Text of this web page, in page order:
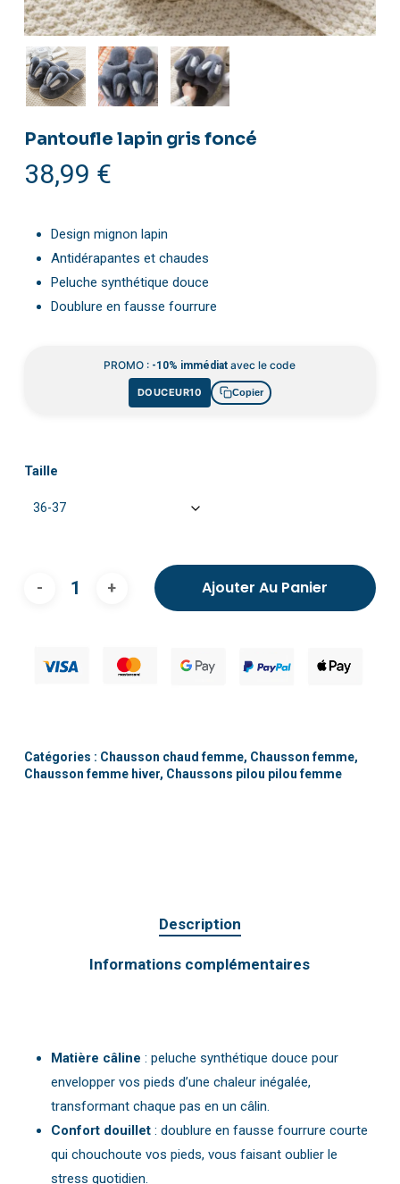
Pantoufle lapin gris foncé
38,99 €
Design mignon lapin
Antidérapantes et chaudes
Peluche synthétique douce
Doublure en fausse fourrure
PROMO : -10% immédiat avec le code
DOUCEUR10 Copier
Taille
Ajouter Au Panier
Catégories : Chausson chaud femme, Chausson femme,
Chausson femme hiver, Chaussons pilou pilou femme
Description
Informations complémentaires
Matière câline : peluche synthétique douce pour
envelopper vos pieds d’une chaleur inégalée,
transformant chaque pas en un câlin.
Confort douillet: doublure en fausse fourrure courte
qui chouchoute vos pieds, vous faisant oublier le
stress quotidien.